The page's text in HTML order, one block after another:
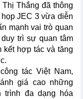
Thắng đã thông
JEC 3 vừa diễn
mạnh vai trò quan
trì sự quan tâm
kết hợp tác và tăng
tác Việt Nam,
giá cao những
trình đa dạng hóa